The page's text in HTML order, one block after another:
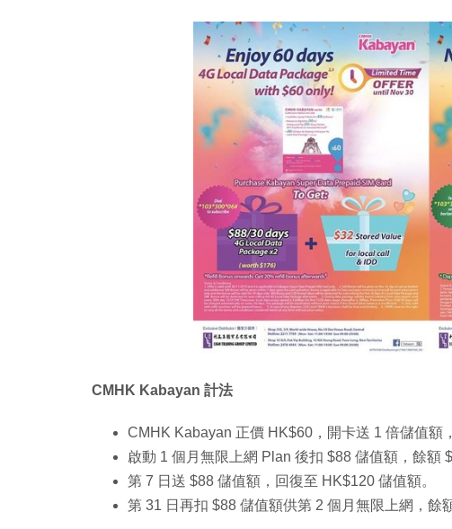
CMHK Kabayan 計法
CMHK Kabayan 正價 HK$60，開卡送 1 倍儲值額
啟動 1 個月無限上網 Plan 後扣 $88 儲值額，餘額
第 7 日送 $88 儲值額，回復至 HK$120 儲值額。
第 31 日再扣 $88 儲值額供第 2 個月無限上網，餘